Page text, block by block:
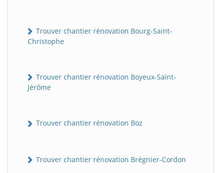
Trouver chantier rénovation Bourg-Saint-
Christophe
Trouver chantier rénovation Boyeux-Saint-
Jérôme
Trouver chantier rénovation Boz
Trouver chantier rénovation Brégnier-Cordon